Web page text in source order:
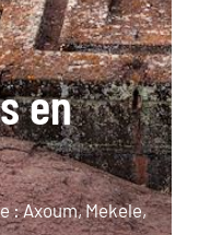
en
: Axoum, Mekele,